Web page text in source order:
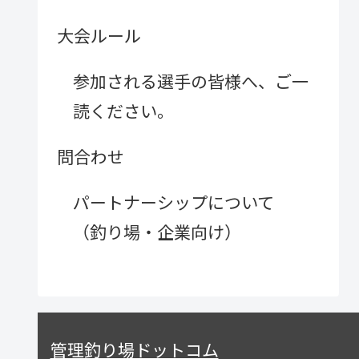
大会ルール
参加される選手の皆様へ、ご一
読ください。
問合わせ
パートナーシップについて
（釣り場・企業向け）
管理釣り場ドットコム